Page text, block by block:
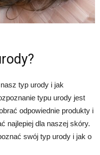
typ urody i jak
typu urody jest
odpowiednie produkty i
najlepiej dla naszej skóry.
swój typ urody i jak o